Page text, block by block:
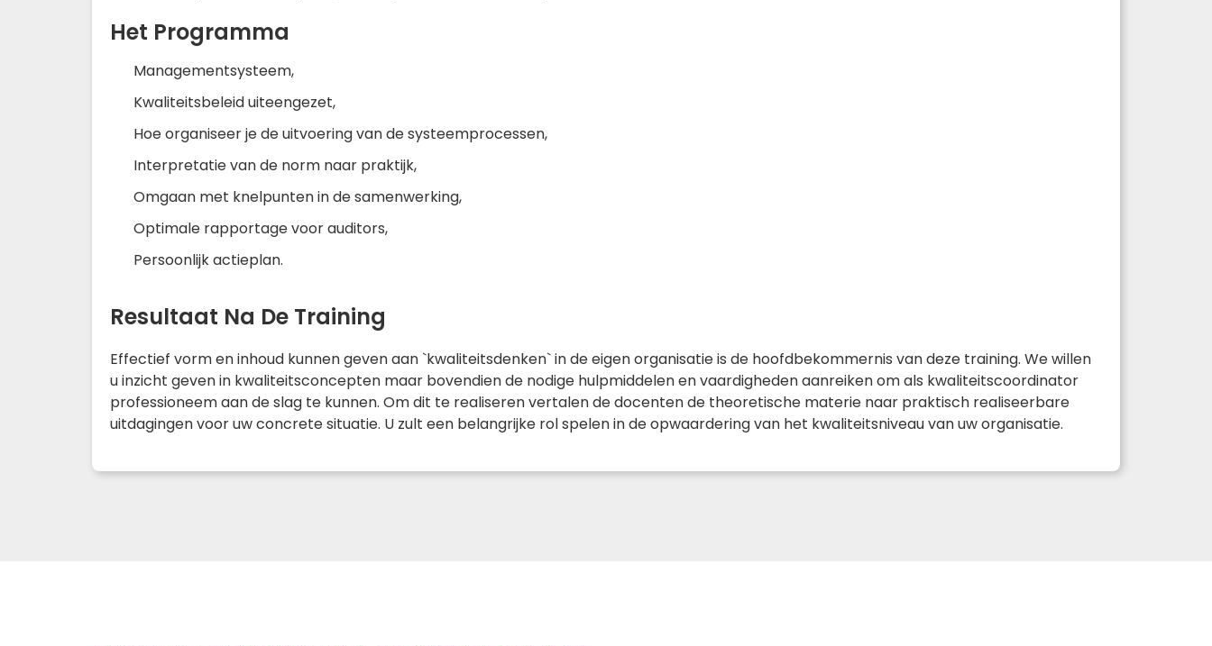
Het Programma
Managementsysteem,
Kwaliteitsbeleid uiteengezet,
Hoe organiseer je de uitvoering van de systeemprocessen,
Interpretatie van de norm naar praktijk,
Omgaan met knelpunten in de samenwerking,
Optimale rapportage voor auditors,
Persoonlijk actieplan.
Resultaat Na De Training
Effectief vorm en inhoud kunnen geven aan `kwaliteitsdenken` in de eigen organisatie is de hoofdbekommernis van deze training. We willen
u inzicht geven in kwaliteitsconcepten maar bovendien de nodige hulpmiddelen en vaardigheden aanreiken om als kwaliteitscoordinator
professioneem aan de slag te kunnen. Om dit te realiseren vertalen de docenten de theoretische materie naar praktisch realiseerbare
uitdagingen voor uw concrete situatie. U zult een belangrijke rol spelen in de opwaardering van het kwaliteitsniveau van uw organisatie.